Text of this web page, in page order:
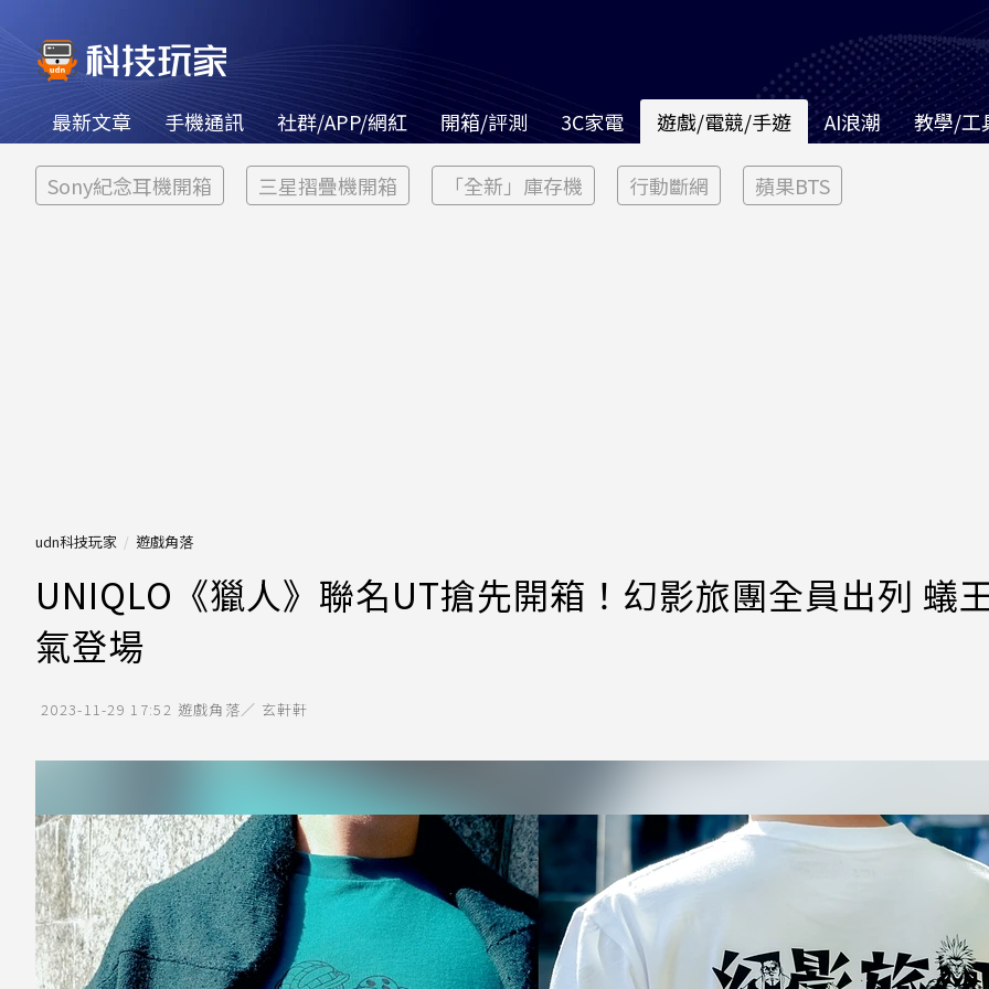
最新文章 手機通訊 社群/APP/網紅 開箱/評測 3C家電 遊戲/電競/手遊 AI浪潮 教學/工
Sony紀念耳機開箱 三星摺疊機開箱 「全新」庫存機 行動斷網 蘋果BTS
udn科技玩家 遊戲角落
UNIQLO《獵人》聯名UT搶先開箱！幻影旅團全員出列 蟻
氣登場
2023-11-29 17:52 遊戲角落／ 玄軒軒